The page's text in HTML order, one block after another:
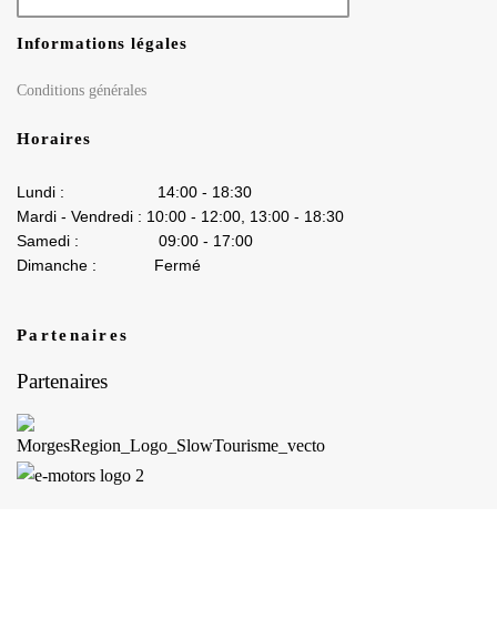
Informations légales
Conditions générales
Horaires
Lundi : 14:00 - 18:30
Mardi - Vendredi : 10:00 - 12:00, 13:00 - 18:30
Samedi : 09:00 - 17:00
Dimanche : Fermé
Partenaires
Partenaires